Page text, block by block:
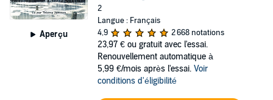
Aperçu
2
Langue : Français
4,9
2 668 notations
23,97 € ou gratuit avec l'essai.
Renouvellement automatique à
5,99 €/mois après l'essai. Voir
conditions d'éligibilité